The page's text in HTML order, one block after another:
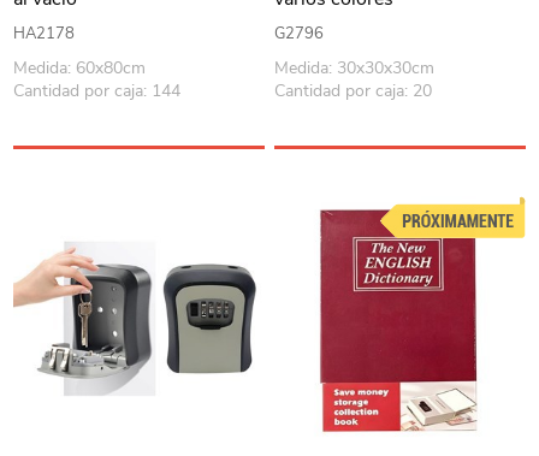
HA2178
Medida: 60x80cm
Cantidad por caja: 144
G2796
Medida: 30x30x30cm
Cantidad por caja: 20